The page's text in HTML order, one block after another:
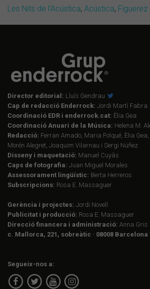
Les Nits de l'Acústica, Acústica, Figuerez
Director editorial: Lluís Gendrau
Cap de redacció Enderrock: Jordi Martí Fabra
Coordinació EDR i enderrock.cat: Èlia Gea
Coordinació Anuari de la Música: Helena M.
Redacció: Ferran Amado, Maria Folqué, Èlia
Morén Alegret, Joaquim Vilarnau i Sergi Núñez
Disseny i maquetació: Manuel Cuyàs
Caps de fotografia: Juan Miguel Morales
Assessorament lingüístic: Berta Herreros
Subscripcions: Rosa E. Massaguer
Gerència i projectes: Jordi Novell
Publicitat i producció: Rosa E. Massaguer
Direcció financera i administració: Anna Gris
c. Mallorca, 221, sobreàtic · 08008 Barcelona
Segueix-nos a: